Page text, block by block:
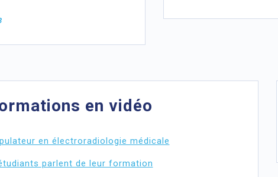
en vidéo
en électroradiologie médicale
parlent de leur formation